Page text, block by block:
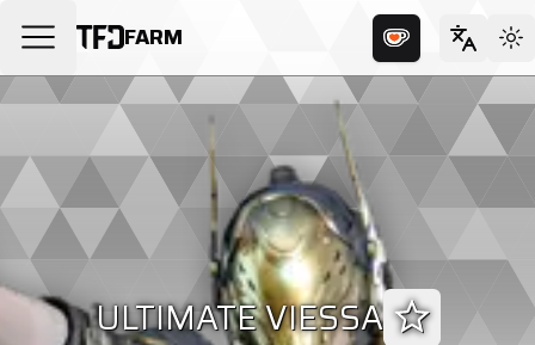
FARM
ULTIMATE VIESSA